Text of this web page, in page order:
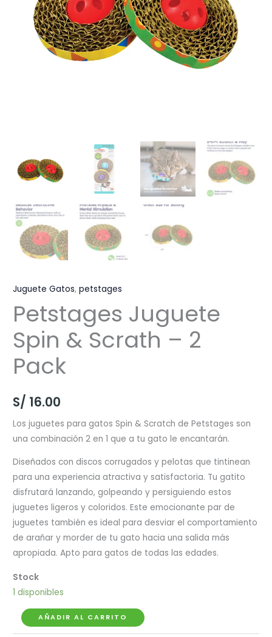
Juguete Gatos,petstages
Petstages Juguete
Spin & Scrath – 2
Pack
S/ 16.00
Los juguetes para gatos Spin & Scratch de Petstages son
una combinación 2 en 1 que a tu gato le encantarán.
Diseñados con discos corrugados y pelotas que tintinean
para una experiencia atractiva y satisfactoria. Tu gatito
disfrutará lanzando, golpeando y persiguiendo estos
juguetes ligeros y coloridos. Este emocionante par de
juguetes también es ideal para desviar el comportamiento
de arañar y morder de tu gato hacia una salida más
apropiada. Apto para gatos de todas las edades.
1 disponibles
Petstages
Juguete
AÑADIR AL CARRITO